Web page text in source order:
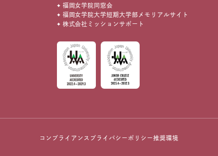
福岡女学院同窓会
福岡女学院大学短期大学部メモリアルサイト
株式会社ミッションサポート
コンプライアンス プライバシーポリシー推奨環境